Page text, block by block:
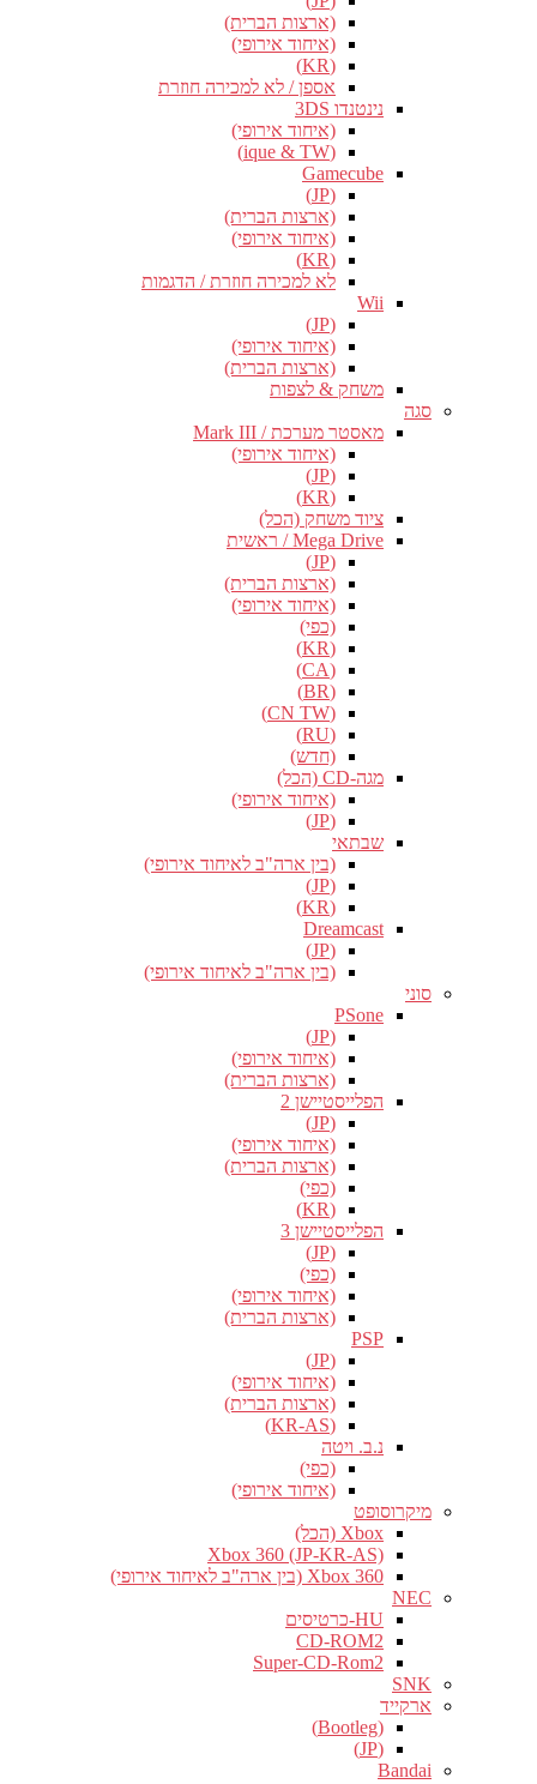
(ארצות הברית)
(איחוד אירופי)
(KR)
אספן / לא למכירה חוזרת
נינטנדו 3DS
(איחוד אירופי)
(ique & TW)
Gamecube
(JP)
(ארצות הברית)
(איחוד אירופי)
(KR)
לא למכירה חוזרת / הדגמות
Wii
(JP)
(איחוד אירופי)
(ארצות הברית)
משחק & לצפות
סגה
מאסטר מערכת / Mark III
(איחוד אירופי)
(JP)
(KR)
ציוד משחק (הכל)
Mega Drive / ראשית
(JP)
(ארצות הברית)
(איחוד אירופי)
(כפי)
(KR)
(CA)
(BR)
(CN TW)
(RU)
(חדש)
מגה-CD (הכל)
(איחוד אירופי)
(JP)
שבתאי
(בין ארה"ב לאיחוד אירופי)
(JP)
(KR)
Dreamcast
(JP)
(בין ארה"ב לאיחוד אירופי)
סוני
PSone
(JP)
(איחוד אירופי)
(ארצות הברית)
הפלייסטיישן 2
(JP)
(איחוד אירופי)
(ארצות הברית)
(כפי)
(KR)
הפלייסטיישן 3
(JP)
(כפי)
(איחוד אירופי)
(ארצות הברית)
PSP
(JP)
(איחוד אירופי)
(ארצות הברית)
(KR-AS)
נ.ב. ויטה
(כפי)
(איחוד אירופי)
מיקרוסופט
Xbox (הכל)
Xbox 360 (JP-KR-AS)
Xbox 360 (בין ארה"ב לאיחוד אירופי)
NEC
HU-כרטיסים
CD-ROM2
Super-CD-Rom2
SNK
ארקייד
(Bootleg)
(JP)
Bandai